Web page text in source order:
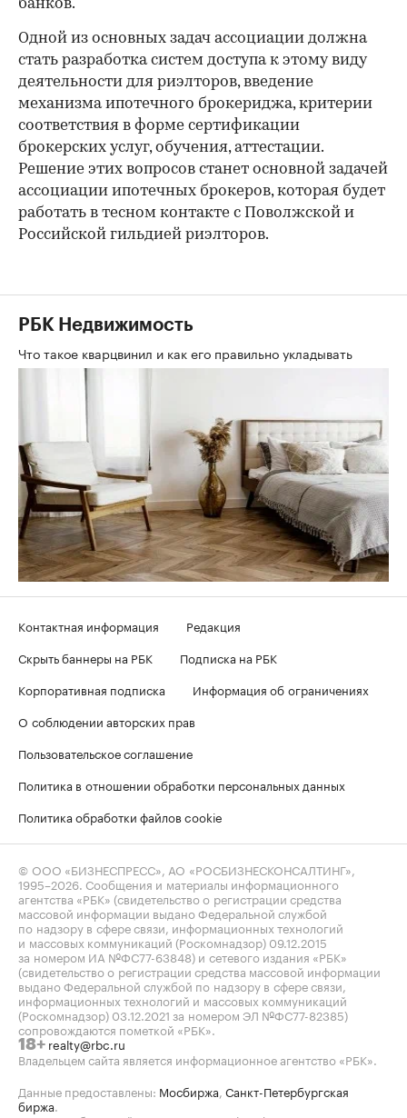
банков.
Одной из основных задач ассоциации должна
стать разработка систем доступа к этому виду
деятельности для риэлторов, введение
механизма ипотечного брокериджа, критерии
соответствия в форме сертификации
брокерских услуг, обучения, аттестации.
Решение этих вопросов станет основной задачей
ассоциации ипотечных брокеров, которая будет
работать в тесном контакте с Поволжской и
Российской гильдией риэлторов.
РБК Недвижимость
Что такое кварцвинил и как его правильно укладывать
Контактная информация
Редакция
Скрыть баннеры на РБК
Подписка на РБК
Корпоративная подписка
Информация об ограничениях
О соблюдении авторских прав
Пользовательское соглашение
Политика в отношении обработки персональных данных
Политика обработки файлов cookie
© ООО «БИЗНЕСПРЕСС», АО «РОСБИЗНЕСКОНСАЛТИНГ»,
1995–2026. Сообщения и материалы информационного
агентства «РБК» (свидетельство о регистрации средства
массовой информации выдано Федеральной службой
по надзору в сфере связи, информационных технологий
и массовых коммуникаций (Роскомнадзор) 09.12.2015
за номером ИА №ФС77-63848) и сетевого издания «РБК»
(свидетельство о регистрации средства массовой информации
выдано Федеральной службой по надзору в сфере связи,
информационных технологий и массовых коммуникаций
(Роскомнадзор) 03.12.2021 за номером ЭЛ №ФС77-82385)
сопровождаются пометкой «РБК».
18+ realty@rbc.ru
Владельцем сайта является информационное агентство «РБК».
Данные предоставлены: Мосбиржа, Санкт-Петербургская
биржа.